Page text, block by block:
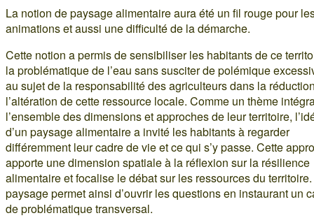
La notion de paysage alimentaire aura été un fil rouge pour
animations et aussi une difficulté de la démarche.
Cette notion a permis de sensibiliser les habitants de ce
la problématique de l’eau sans susciter de polémique
au sujet de la responsabilité des agriculteurs dans la
l’altération de cette ressource locale. Comme un thème
l’ensemble des dimensions et approches de leur territoire,
d’un paysage alimentaire a invité les habitants à regarder
différemment leur cadre de vie et ce qui s’y passe. Cette
apporte une dimension spatiale à la réflexion sur la résilience
alimentaire et focalise le débat sur les ressources du
paysage permet ainsi d’ouvrir les questions en instaurant un
de problématique transversal.